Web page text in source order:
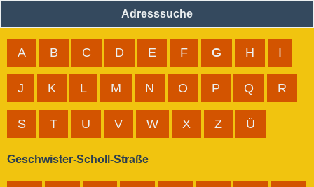
Adresssuche
A B C D E F G H I
J K L M N O P Q R
S T U V W X Z Ü
Geschwister-Scholl-Straße